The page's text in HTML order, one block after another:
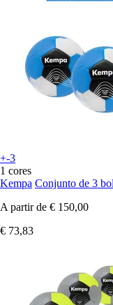
+-3
1 cores
Kempa Conjunto de 3
A partir de € 150,00
€ 73,83